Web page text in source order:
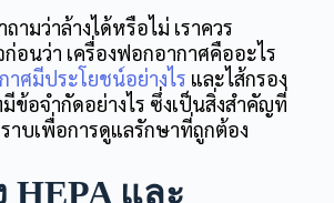
ามว่าล้างได้หรือไม่ เราควร
ก่อนว่า เครื่องฟอกอากาศคืออะไร
าศมีประโยชน์อย่างไร และไส้กรอง
ข้อจำกัดอย่างไร ซึ่งเป็นสิ่งสำคัญที่
าบเพื่อการดูแลรักษาที่ถูกต้อง
HEPA และ